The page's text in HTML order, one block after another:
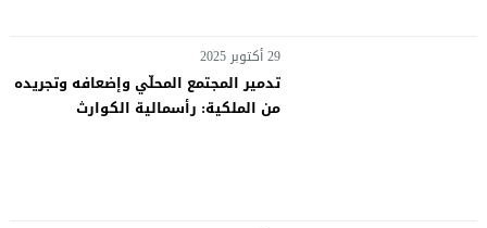
29 أكتوبر 2025
تدمير المجتمع المحلّي وإضعافه وتجريده
من الملكية: رأسمالية الكوارث